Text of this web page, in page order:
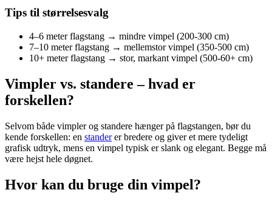
Tips til størrelsesvalg
4–6 meter flagstang → mindre vimpel (200-300 cm)
7–10 meter flagstang → mellemstor vimpel (350-500 cm)
10+ meter flagstang → stor, markant vimpel (500-60+ cm)
Vimpler vs. standere – hvad er
forskellen?
Selvom både vimpler og standere hænger på flagstangen, bør du
kende forskellen: en standerer bredere og giver et mere tydeligt
grafisk udtryk, mens en vimpel typisk er slank og elegant. Begge må
være hejst hele døgnet.
Hvor kan du bruge din vimpel?